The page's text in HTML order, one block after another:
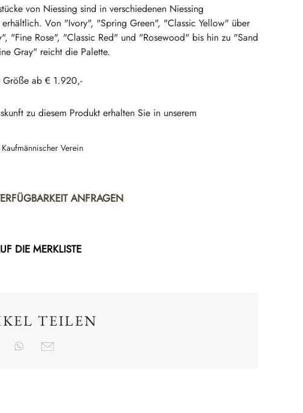
von Niessing sind in verschiedenen Niessing
Von "Ivory", "Spring Green", "Classic Yellow" über
"Fine Rose", "Classic Red" und "Rosewood" bis hin zu "Sand
Gray" reicht die Palette.
Größe ab € 1.920,-
zu diesem Produkt erhalten Sie in unserem
Verein
ANFRAGEN
DIE MERKLISTE
TEILEN